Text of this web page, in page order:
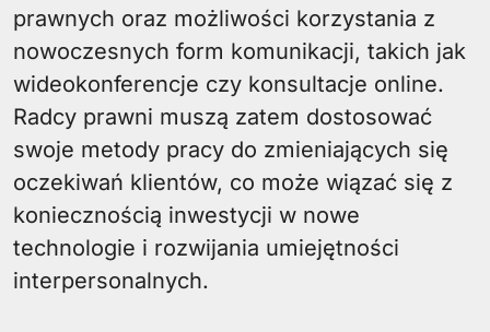
prawnych oraz możliwości korzystania z
nowoczesnych form komunikacji, takich jak
wideokonferencje czy konsultacje online.
Radcy prawni muszą zatem dostosować
swoje metody pracy do zmieniających się
oczekiwań klientów, co może wiązać się z
koniecznością inwestycji w nowe
technologie i rozwijania umiejętności
interpersonalnych.